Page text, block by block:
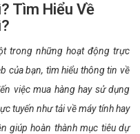
Tìm Hiểu Về
trong những hoạt động trực
của bạn, tìm hiểu thông tin về
việc mua hàng hay sử dụng
tuyến như tải về máy tính hay
giúp hoàn thành mục tiêu dự